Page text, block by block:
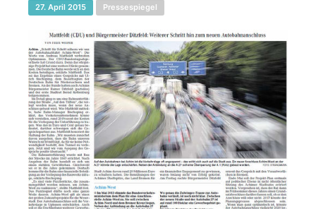
27. April 2015 Pressespiegel